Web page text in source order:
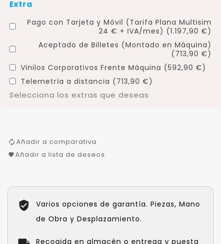
Extra
Pago con Tarjeta y Móvil (Tarifa Plana Multisim
24 € + IVA/mes) (1.197,90 €)
Aceptado de Billetes (Montado en Máquina)
(713,90 €)
Vinilos Corporativos Frente Máquina (592,90 €)
Telemetría a distancia (713,90 €)
Selecciona los extras que deseas
Añadir a comparativa
Añadir a lista de deseos
Varios opciones de garantía. Piezas, Mano
de Obra y Desplazamiento.
Recogida en almacén o entrega y puesta